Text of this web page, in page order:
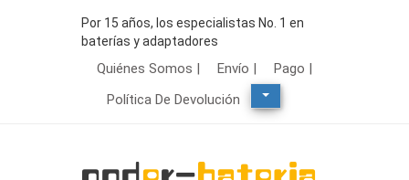
Por 15 años, los especialistas No. 1 en
baterías y adaptadores
Quiénes Somos | Envío |
Pago |
Política De Devolución